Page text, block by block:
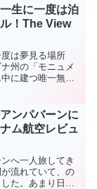
有効な時間の過ご
生に一度は泊
！The View
は夢見る場所
州の「モニュメ
に建つ唯一無二
登場し、赤茶け
ンパバーンに
ム航空レビュ
へ一人旅してき
流れていて、の
た。あまり日本